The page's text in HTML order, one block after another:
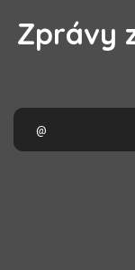
Zprávy